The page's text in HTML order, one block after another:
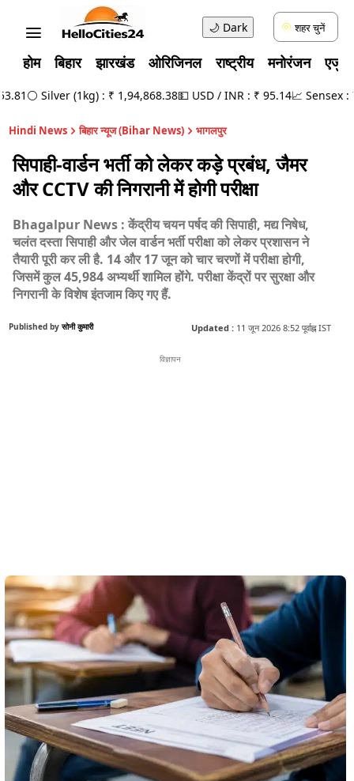
🌙 Dark शहर चुनें
होम बिहार झारखंड ओरिजिनल राष्ट्रीय मनोरंजन
⚪ Silver (1kg) : ₹ 1,94,868.38💵 USD / INR : ₹ 95.14📈 Sensex :
Hindi News बिहार न्यूज (Bihar News) भागलपुर
सिपाही-वार्डन भर्ती को लेकर कड़े प्रबंध, जैमर
और CCTV की निगरानी में होगी परीक्षा
Bhagalpur News : केंद्रीय चयन पर्षद की सिपाही, मद्य निषेध,
चलंत दस्ता सिपाही और जेल वार्डन भर्ती परीक्षा को लेकर प्रशासन ने
तैयारी पूरी कर ली है. 14 और 17 जून को चार चरणों में परीक्षा होगी,
जिसमें कुल 45,984 अभ्यर्थी शामिल होंगे. परीक्षा केंद्रों पर सुरक्षा और
निगरानी के विशेष इंतजाम किए गए हैं.
Published by सोनी कुमारी Updated : 11 जून 2026 8:52 पूर्वाह्न IST
विज्ञापन